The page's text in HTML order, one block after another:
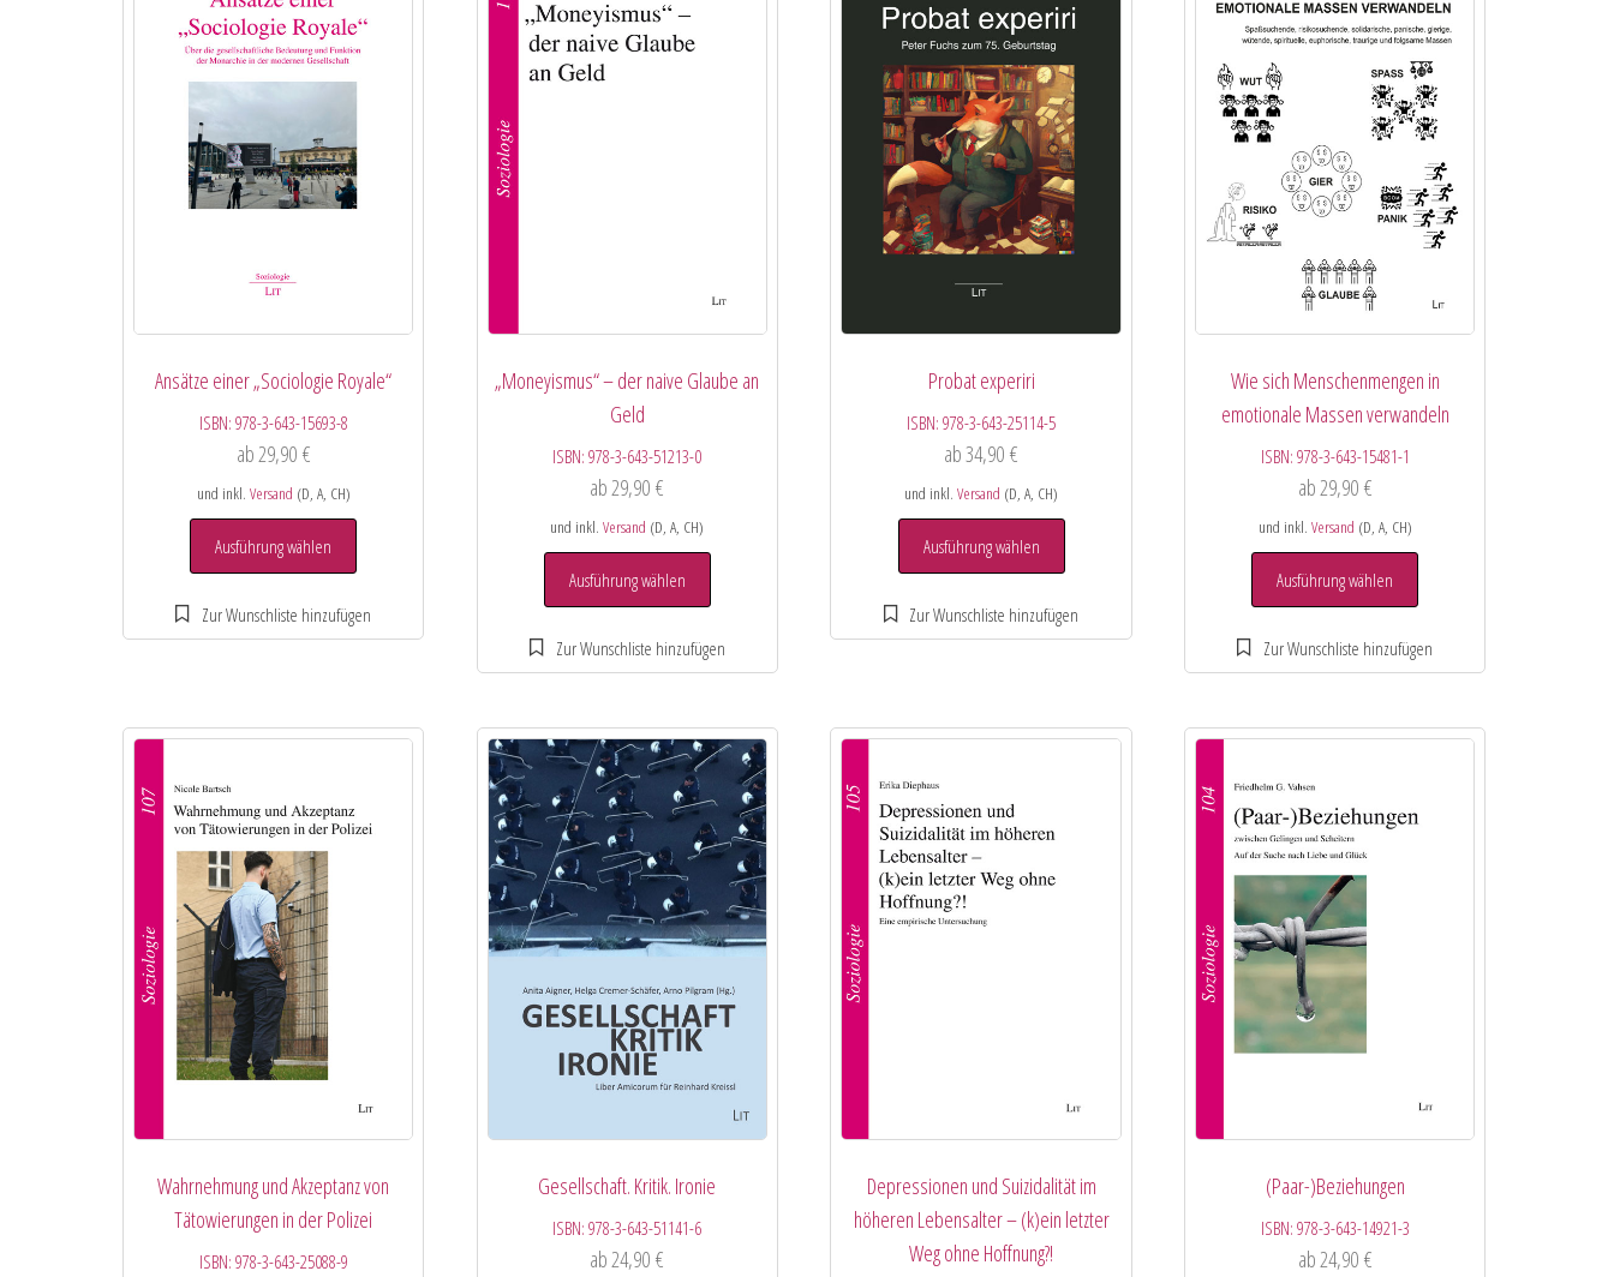
Ansätze einer „Sociologie Royale“
ISBN: 978-3-643-15693-8
ab 29,90 €
und inkl. Versand (D, A, CH)
Ausführung wählen
„Moneyismus“ – der naive Glaube an
Geld
ISBN:978-3-643-51213-0
ab 29,90€
und inkl.Versand (D, A, CH)
Ausführung wählen
Probat experiri
ISBN:978-3-643-25114-5
ab34,90€
und inkl.Versand (D, A, CH)
Ausführung wählen
Wie sich Menschenmengen in
emotionale Massen verwandeln
ISBN: 978-3-643-15481-1
ab 29,90 €
und inkl. Versand (D, A, CH)
Ausführung wählen
Wahrnehmung und Akzeptanz von
Tätowierungen in der Polizei
ISBN: 978-3-643-25088-9
Gesellschaft. Kritik. Ironie
ISBN:978-3-643-51141-6
ab24,90€
Depressionen und Suizidalität im
höheren Lebensalter – (k)ein letzter
Weg ohne Hoffnung?!
(Paar-)Beziehungen
ISBN: 978-3-643-14921-3
ab24,90 €